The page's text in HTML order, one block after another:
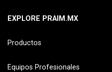
EXPLORE PRAIM.MX
Productos
Equipos Profesionales